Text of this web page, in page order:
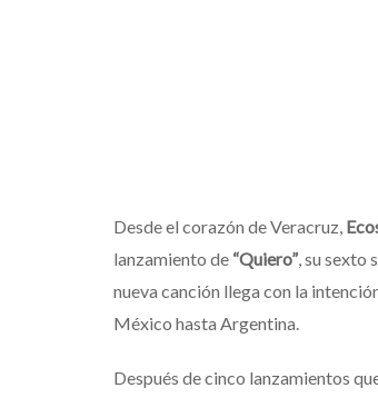
Desde el corazón de Veracruz,
lanzamiento de “Quiero”, su sexto
nueva canción llega con la
México hasta Argentina.
Después de cinco lanzamientos